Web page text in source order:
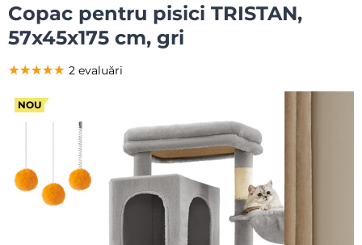
Copac pentru pisici TRISTAN,
57x45x175 cm, gri
NOU
★★★★★
★★★★★
★★★★★ 2 evaluări